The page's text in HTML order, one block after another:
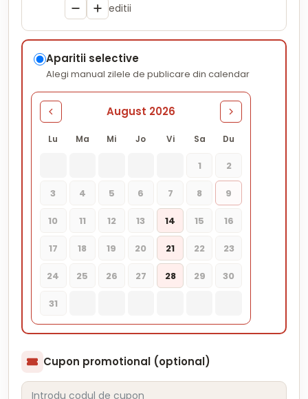
editii
Aparitii selective
Alegi manual zilele de publicare din calendar
August 2026
Lu Ma Mi Jo Vi Sa Du
1 2
3 4 5 6 7 8 9
10 11 12 13 14 15 16
17 18 19 20 21 22 23
24 25 26 27 28 29 30
31
Cupon promotional (optional)